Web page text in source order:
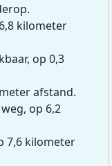
kilometer
op 0,3
afstand.
op 6,2
7,6 kilometer